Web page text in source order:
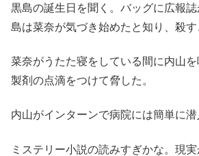
黒島の誕生日を聞く。バッグに広報
島は菜奈が気づき始めたと知り、殺す
菜奈がうたた寝をしている間に内山
製剤の点滴をつけて脅した。
内山がインターンで病院には簡単に潜
ミステリー小説の読みすぎかな。現